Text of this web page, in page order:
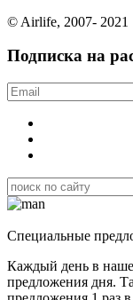
© Airlife, 2007- 2021
Подписка на
Специальные
Каждый день в
предложения дня.